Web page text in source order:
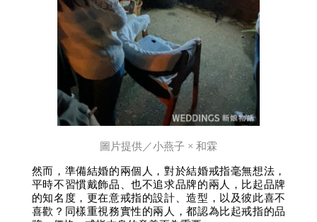
圖片提供／小燕子 × 和霖
然而，準備結婚的兩個人，對於結婚戒指毫無想法，
平時不習慣戴飾品、也不追求品牌的兩人，比起品牌
的知名度，更在意戒指的設計、造型，以及彼此喜不
喜歡？同樣重視務實性的兩人，都認為比起戒指的品